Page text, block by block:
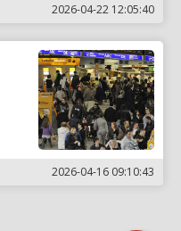
2026-04-22 12:05:40
2026-04-16 09:10:43